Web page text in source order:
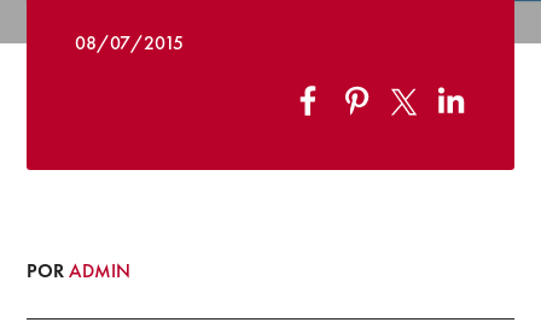
08/07/2015
PORADMIN